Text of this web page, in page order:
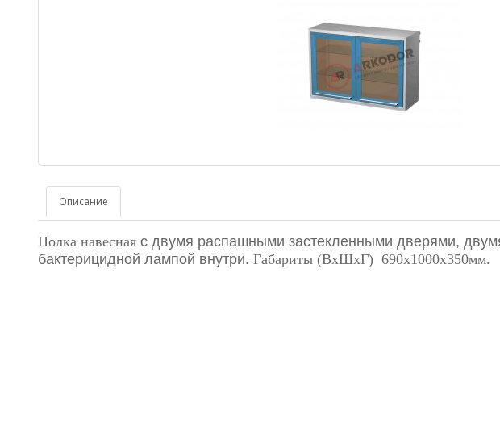
Описание
Полка навесная с двумя распашными застекленными дверями,
бактерицидной лампой внутри. Габариты (ВхШхГ) 690х1000х350мм.